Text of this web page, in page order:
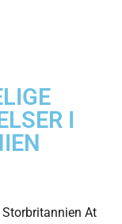
I
Storbritannien At